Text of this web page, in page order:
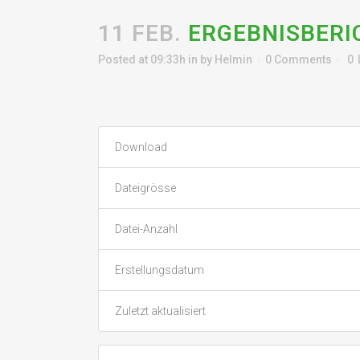
11 FEB.
Posted at 09:33h in by Helmin 0 Comments 0
Download
Dateigrösse
Datei-Anzahl
Erstellungsdatum
Zuletzt aktualisiert